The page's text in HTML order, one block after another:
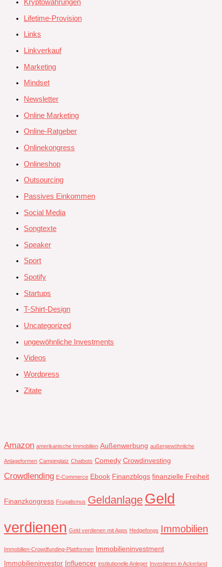
Kryptowährungen
Lifetime-Provision
Links
Linkverkauf
Marketing
Mindset
Newsletter
Online Marketing
Online-Ratgeber
Onlinekongress
Onlineshop
Outsourcing
Passives Einkommen
Social Media
Songtexte
Speaker
Sport
Spotify
Startups
T-Shirt-Design
Uncategorized
ungewöhnliche Investments
Videos
Wordpress
Zitate
Amazon amerikanische Immobilien Außenwerbung außergewöhnliche
Anlageformen Campinglatz Chatbots Comedy Crowdinvesting
Crowdlending E-Commerce Ebook Finanzblogs finanzielle Freiheit
Finanzkongress Frugalismus Geldanlage Geld
verdienen Geld verdienen mit Apps Hedgefongs Immobilien
Immobilien-Crowdfunding-Plattformen Immobilieninvestment
Immobilieninvestor Influencer institutionelle Anleger Investieren in Ackerland